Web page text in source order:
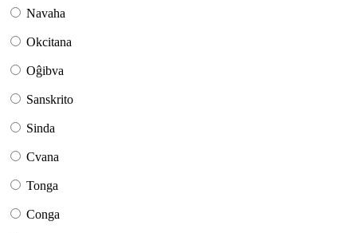
Navaha
Okcitana
Oĝibva
Sanskrito
Sinda
Cvana
Tonga
Conga